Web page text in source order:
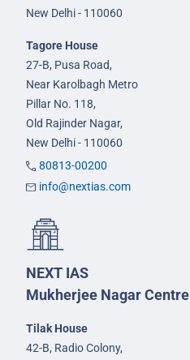
New Delhi - 110060
Tagore House
27-B, Pusa Road,
Near Karolbagh Metro
Pillar No. 118,
Old Rajinder Nagar,
New Delhi - 110060
80813-00200
info@nextias.com
NEXT IAS
Mukherjee Nagar Centre
Tilak House
42-B, Radio Colony,